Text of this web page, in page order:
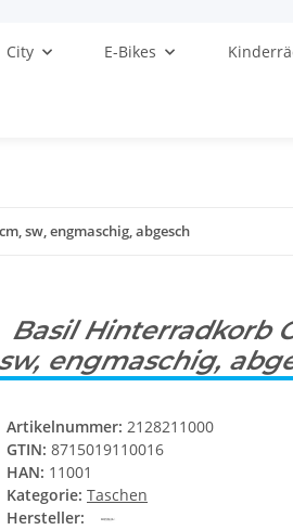
City E-Bikes
sw, engmaschig, abgesch
Basil Hinterradkorb
engmaschig,
Artikelnummer: 2128211000
GTIN: 8715019110016
HAN: 11001
Kategorie: Taschen
Hersteller: